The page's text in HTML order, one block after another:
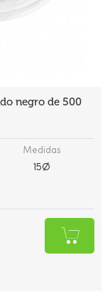
negro de 500
Medidas
15Ø